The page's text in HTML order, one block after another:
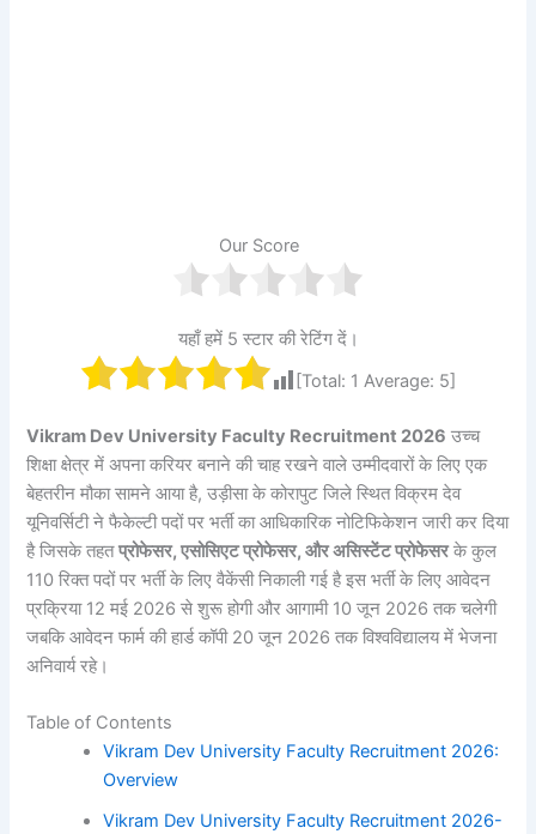
Our Score
यहाँ हमें 5 स्टार की रेटिंग दें।
[Total: 1 Average: 5]
Vikram Dev University Faculty Recruitment 2026 उच्च
शिक्षा क्षेत्र में अपना करियर बनाने की चाह रखने वाले उम्मीदवारों के लिए एक
बेहतरीन मौका सामने आया है, उड़ीसा के कोरापुट जिले स्थित विक्रम देव
यूनिवर्सिटी ने फैकेल्टी पदों पर भर्ती का आधिकारिक नोटिफिकेशन जारी कर दिया
है जिसके तहतप्रोफेसर, एसोसिएट प्रोफेसर, और असिस्टेंट प्रोफेसरके कुल
110 रिक्त पदों पर भर्ती के लिए वैकेंसी निकाली गई है इस भर्ती के लिए आवेदन
प्रक्रिया 12 मई 2026 से शुरू होगी और आगामी 10 जून 2026 तक चलेगी
जबकि आवेदन फार्म की हार्ड कॉपी 20 जून 2026 तक विश्वविद्यालय में भेजना
अनिवार्य रहे।
Table of Contents
Vikram Dev University Faculty Recruitment 2026:
Overview
Vikram Dev University Faculty Recruitment 2026-